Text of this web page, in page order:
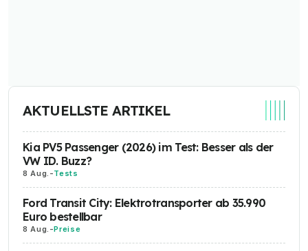
AKTUELLSTE ARTIKEL
Kia PV5 Passenger (2026) im Test: Besser als der
VW ID. Buzz?
8 Aug. -Tests
Ford Transit City: Elektrotransporter ab 35.990
Euro bestellbar
8 Aug. -Preise